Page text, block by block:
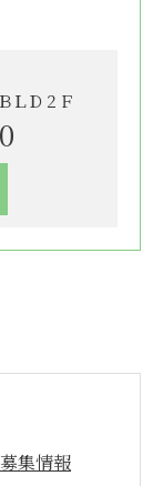
ＬＤ２Ｆ
集情報